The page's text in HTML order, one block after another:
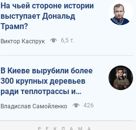
На чьей стороне истории
выступает Дональд
Трамп?
Виктор Каспрук 6,5 т.
В Киеве вырубили более
300 крупных деревьев
ради теплотрассы и
вопреки Генплану
Владислав Самойленко 426